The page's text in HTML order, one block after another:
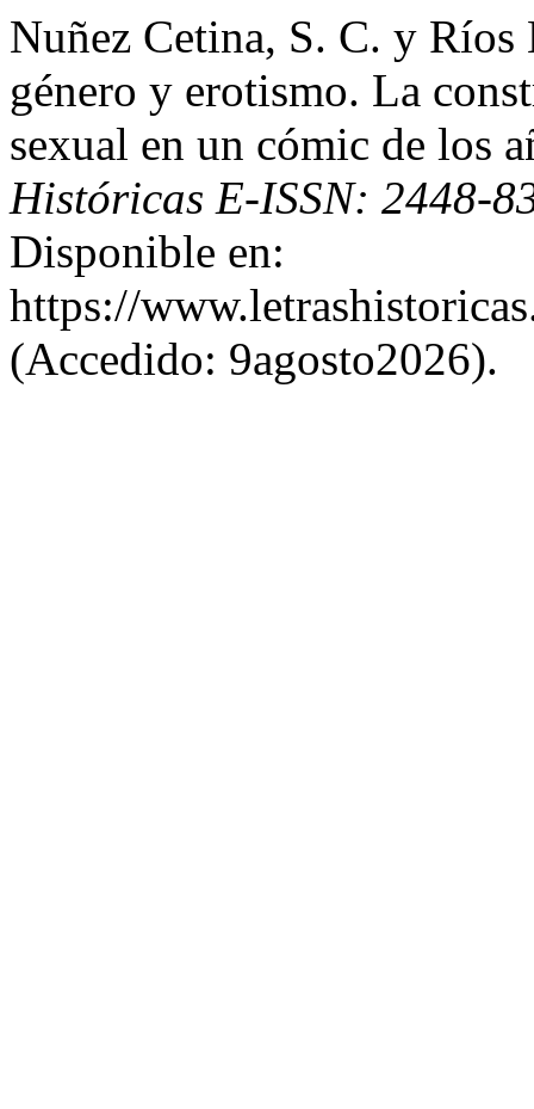
Nuñez Cetina, S. C. y
género y erotismo. La
sexual en un cómic de los
Históricas E-ISSN: 2448-
Disponible en:
https://
(Accedido: 9agosto2026).